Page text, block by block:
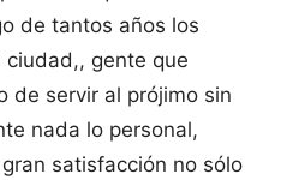
de tantos años los
gente que
de servir al prójimo sin
nada lo personal,
satisfacción no sólo